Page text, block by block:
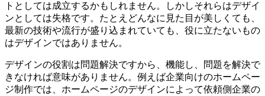
トとしては成立するかもしれません。しかしそれらはデザイ
ンとしては失格です。たとえどんなに見た目が美しくても、
最新の技術や流行が盛り込まれていても、役に立たないもの
はデザインではありません。
デザインの役割は問題解決ですから、機能し、問題を解決で
きなければ意味がありません。例えば企業向けのホームペー
ジ制作では、ホームページのデザインによって依頼側企業の